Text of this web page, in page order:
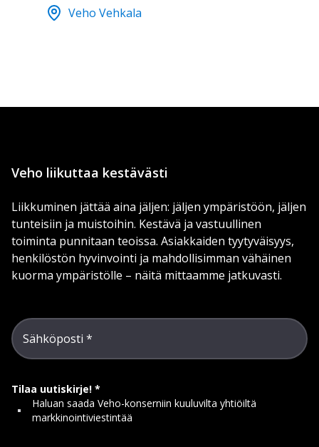
Veho Vehkala
Veho liikuttaa kestävästi
Liikkuminen jättää aina jäljen: jäljen ympäristöön, jäljen
tunteisiin ja muistoihin. Kestävä ja vastuullinen
toiminta punnitaan teoissa. Asiakkaiden tyytyväisyys,
henkilöstön hyvinvointi ja mahdollisimman vähäinen
kuorma ympäristölle – näitä mittaamme jatkuvasti.
Sähköposti
Tilaa uutiskirje!
Haluan saada Veho-konserniin kuuluvilta yhtiöiltä
markkinointiviestintää